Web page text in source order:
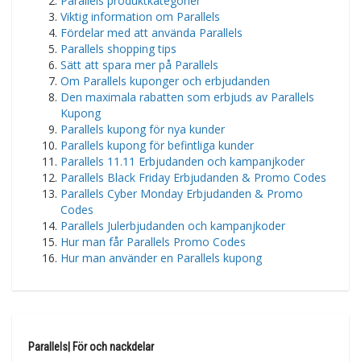
Viktig information om Parallels
Fördelar med att använda Parallels
Parallels shopping tips
Sätt att spara mer på Parallels
Om Parallels kuponger och erbjudanden
Den maximala rabatten som erbjuds av Parallels
Kupong
Parallels kupong för nya kunder
Parallels kupong för befintliga kunder
Parallels 11.11 Erbjudanden och kampanjkoder
Parallels Black Friday Erbjudanden & Promo Codes
Parallels Cyber Monday Erbjudanden & Promo
Codes
Parallels Julerbjudanden och kampanjkoder
Hur man får Parallels Promo Codes
Hur man använder en Parallels kupong
Parallels| För och nackdelar